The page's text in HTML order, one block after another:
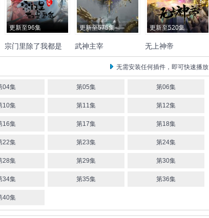
更新至96集
宗门里除了我都是
卧底
杨凯祺 赵爽 聂曦映 李逸
婷云
更新至575集
武神主宰
武神主宰
更新至520集
无上神帝
内详
无需安装任何插件，即可快速播放
04集 第05集 第06集
10集 第11集 第12集
16集 第17集 第18集
22集 第23集 第24集
28集 第29集 第30集
34集 第35集 第36集
40集